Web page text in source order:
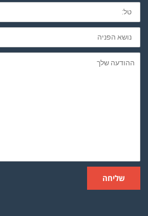
לא
חובה
נושא
הפניה
ההודעה
שלך
שליחה